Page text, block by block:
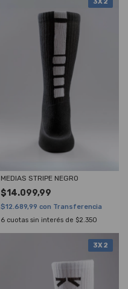
MEDIAS STRIPE NEGRO
$14.099,99
$12.689,99 con Transferencia
6 cuotas sin interés de $2.350
3X2